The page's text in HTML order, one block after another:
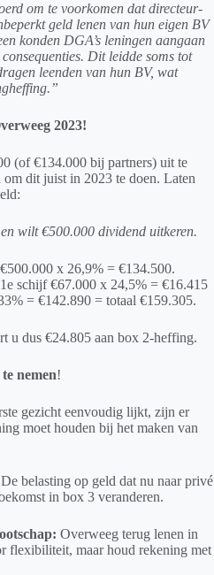
om te voorkomen dat directeur-
geld lenen van hun eigen BV
konden DGA’s leningen aangaan
Dit leidde soms tot
leenden van hun BV, wat
2023!
(of €134.000 bij partners) uit te
dit juist in 2023 te doen. Laten
wilt €500.000 dividend uitkeren.
x 26,9% = €134.500.
schijf €67.000 x 24,5% = €16.415
= €142.890 = totaal €159.305.
u dus €24.805 aan box 2-heffing.
nemen!
gezicht eenvoudig lijkt, zijn er
moet houden bij het maken van
De belasting op geld dat nu naar privé
in box 3 veranderen.
Overweeg terug lenen in
flexibiliteit, maar houd rekening met